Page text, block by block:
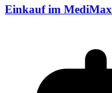
Einkauf im MediMax